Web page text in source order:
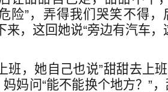
险”，弄得我们哭笑不得
来，这回她说“旁边有汽车，
班，她自己也说”甜甜去上
妈妈问“能不能换个地方？”